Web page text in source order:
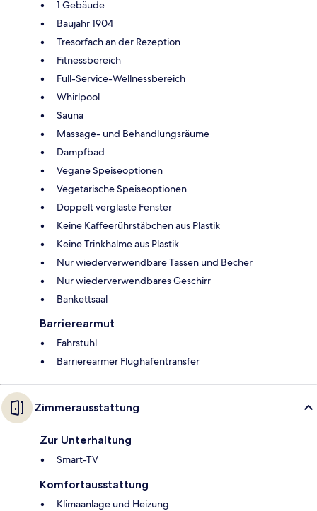
1 Gebäude
Baujahr 1904
Tresorfach an der Rezeption
Fitnessbereich
Full-Service-Wellnessbereich
Whirlpool
Sauna
Massage- und Behandlungsräume
Dampfbad
Vegane Speiseoptionen
Vegetarische Speiseoptionen
Doppelt verglaste Fenster
Keine Kaffeerührstäbchen aus Plastik
Keine Trinkhalme aus Plastik
Nur wiederverwendbare Tassen und Becher
Nur wiederverwendbares Geschirr
Bankettsaal
Barrierearmut
Fahrstuhl
Barrierearmer Flughafentransfer
Zimmerausstattung
Zur Unterhaltung
Smart-TV
Komfortausstattung
Klimaanlage und Heizung